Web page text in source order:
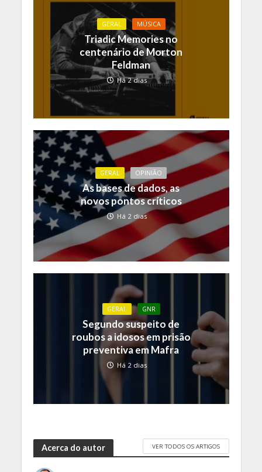
GERAL MÚSICA
Triadic Memories no
centenário de Morton
Feldman
Há 2 dias
GERAL OPINIÃO
As bases de dados, as
novos pontos críticos
Há 2 dias
GERAL GNR
Segundo suspeito de
roubos a idosos em prisão
preventiva em Mafra
Há 2 dias
Acerca do autor VER TODOS OS ARTIGOS